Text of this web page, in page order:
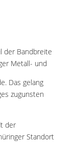
der Bandbreite
Metall- und
Das gelang
zugunsten
der
Standort